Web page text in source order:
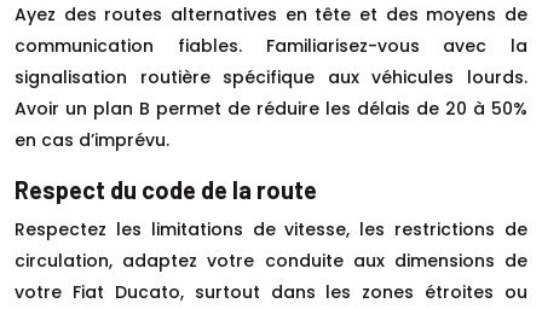
Ayez des routes alternatives en tête et des moyens de
communication fiables. Familiarisez-vous avec la
signalisation routière spécifique aux véhicules lourds.
Avoir un plan B permet de réduire les délais de 20 à 50%
en cas d’imprévu.
Respect du code de la route
Respectez les limitations de vitesse, les restrictions de
circulation, adaptez votre conduite aux dimensions de
votre Fiat Ducato, surtout dans les zones étroites ou